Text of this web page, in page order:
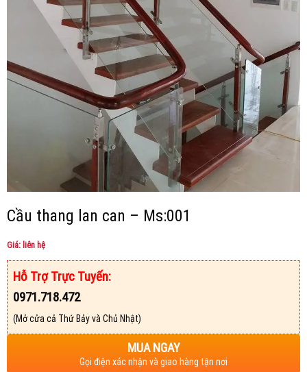
Cầu thang lan can – Ms:001
Giá: liên hệ
Hỗ Trợ Trực Tuyến:
0971.718.472
(Mở cửa cả Thứ Bảy và Chủ Nhật)
MUA NGAY
Gọi điện xác nhận và giao hàng tận nơi